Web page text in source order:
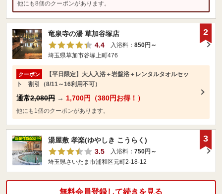
他にも8個のクーポンがあります。
竜泉寺の湯 草加谷塚店
4.4
入浴料： 850円～
埼玉県草加市谷塚上町476
クーポン
【平日限定】大人入浴＋岩盤浴＋レンタルタオルセッ
ト 割引（8/11～16利用不可）
通常2,080円 → 1,700円（380円お得！）
他にも1個のクーポンがあります。
2
湯屋敷 孝楽(ゆやしき こうらく)
3.5
入浴料： 750円～
埼玉県さいたま市浦和区元町2-18-12
3
無料会員登録して続きを見る